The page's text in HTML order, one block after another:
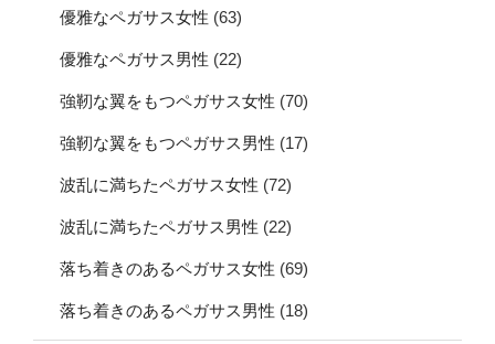
優雅なペガサス女性 (63)
優雅なペガサス男性 (22)
強靭な翼をもつペガサス女性 (70)
強靭な翼をもつペガサス男性 (17)
波乱に満ちたペガサス女性 (72)
波乱に満ちたペガサス男性 (22)
落ち着きのあるペガサス女性 (69)
落ち着きのあるペガサス男性 (18)